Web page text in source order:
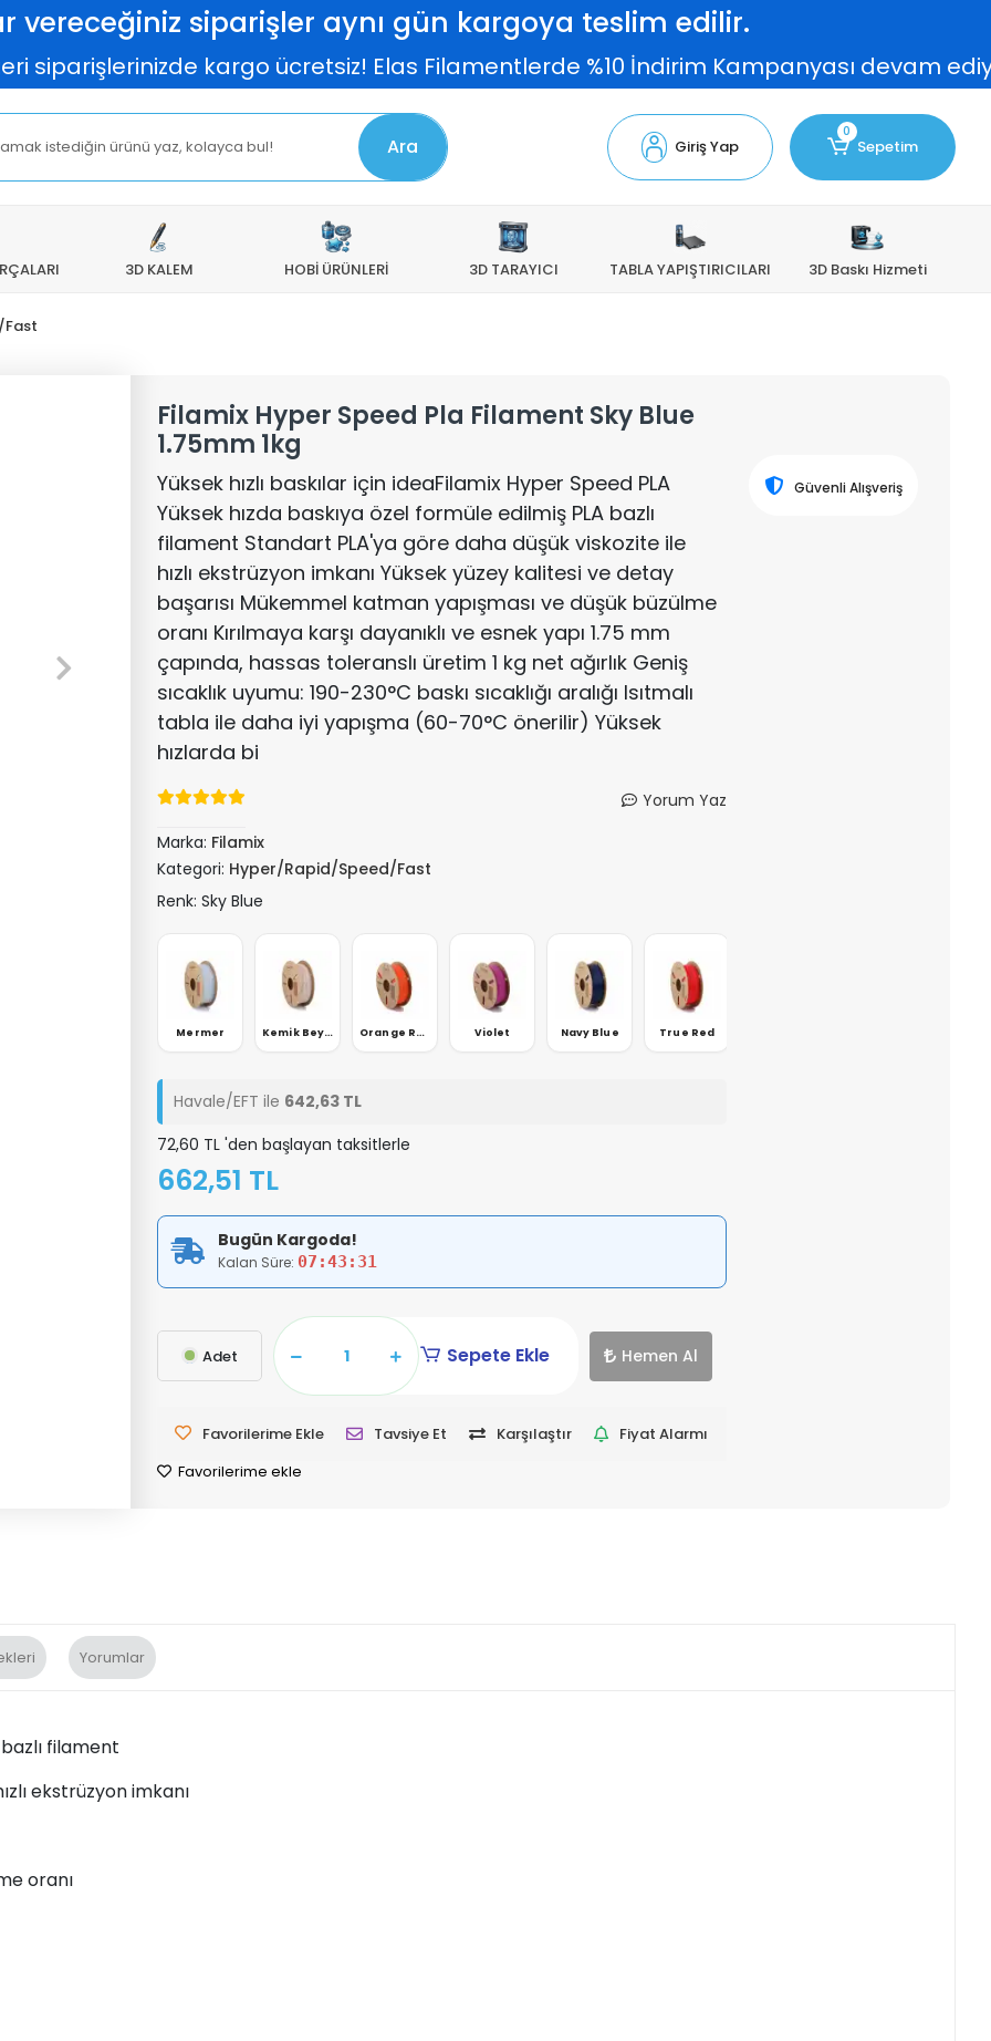
vereceğiniz siparişler aynı gün kargoya teslim edilir.
kargo ücretsiz! Elas Filamentlerde %10 İndirim Kampanyası devam ediyor!
Ara Giriş Yap
0
Sepetim
3D KALEM HOBİ ÜRÜNLERİ 3D TARAYICI TABLA YAPIŞTIRICILARI 3D Baskı Hizmeti
Filamix Hyper Speed Pla Filament Sky Blue
1.75mm 1kg
Yüksek hızlı baskılar için ideaFilamix Hyper Speed PLA
Yüksek hızda baskıya özel formüle edilmiş PLA bazlı
filament Standart PLA'ya göre daha düşük viskozite ile
hızlı ekstrüzyon imkanı Yüksek yüzey kalitesi ve detay
başarısı Mükemmel katman yapışması ve düşük büzülme
oranı Kırılmaya karşı dayanıklı ve esnek yapı 1.75 mm
çapında, hassas toleranslı üretim 1 kg net ağırlık Geniş
sıcaklık uyumu: 190-230°C baskı sıcaklığı aralığı Isıtmalı
tabla ile daha iyi yapışma (60-70°C önerilir) Yüksek
hızlarda bi
Yorum Yaz
Marka: Filamix
Kategori: Hyper/Rapid/Speed/Fast
Renk: Sky Blue
Mermer Kemik Beyaz Orange Red Violet Navy Blue True Red
Havale/EFT ile 642,63 TL
72,60 TL 'den başlayan taksitlerle
662,51 TL
Bugün Kargoda!
Kalan Süre: 07:43:30
Adet Sepete Ekle Hemen Al
Favorilerime Ekle Tavsiye Et Karşılaştır
Fiyat Alarmı
Favorilerime ekle
Güvenli Alışveriş
Yorumlar
filament
ekstrüzyon imkanı
oranı